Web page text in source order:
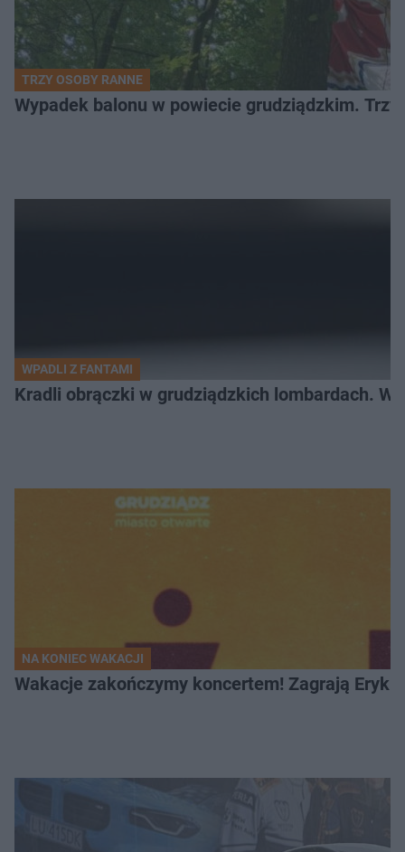
TRZY OSOBY RANNE
Wypadek balonu w powiecie grudziądzkim.
WPADLI Z FANTAMI
Kradli obrączki w grudziądzkich lombardach.
NA KONIEC WAKACJI
Wakacje zakończymy koncertem! Zagrają Eryk